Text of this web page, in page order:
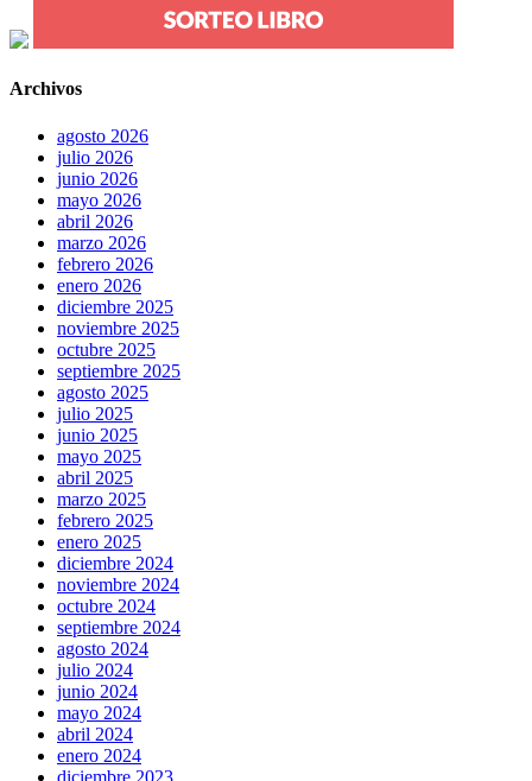
Archivos
agosto 2026
julio 2026
junio 2026
mayo 2026
abril 2026
marzo 2026
febrero 2026
enero 2026
diciembre 2025
noviembre 2025
octubre 2025
septiembre 2025
agosto 2025
julio 2025
junio 2025
mayo 2025
abril 2025
marzo 2025
febrero 2025
enero 2025
diciembre 2024
noviembre 2024
octubre 2024
septiembre 2024
agosto 2024
julio 2024
junio 2024
mayo 2024
abril 2024
enero 2024
diciembre 2023